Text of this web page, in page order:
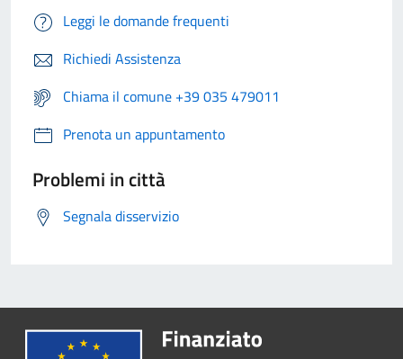
Leggi le domande frequenti
Richiedi Assistenza
Chiama il comune +39 035 479011
Prenota un appuntamento
Problemi in città
Segnala disservizio